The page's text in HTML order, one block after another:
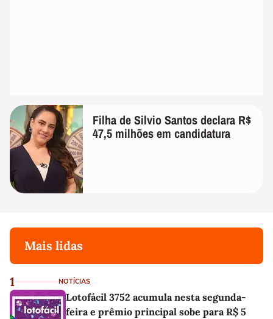
Filha de Silvio Santos declara R$
47,5 milhões em candidatura
Mais lidas
1 NOTÍCIAS
Lotofácil 3752 acumula nesta segunda-
feira e prêmio principal sobe para R$ 5